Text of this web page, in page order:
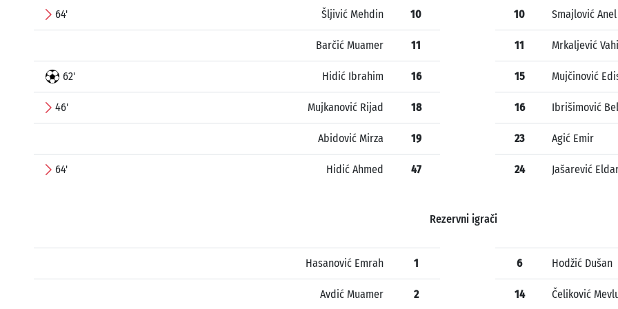
64' Šljivić Mehdin 10
Barčić Muamer 11
62' Hidić Ibrahim 16
46' Mujkanović Rijad 18
Abidović Mirza 19
64' Hidić Ahmed 47
10 Smajlović Anel
11 Mrkaljević
15 Mujčinović
16 Ibrišimović
23 Agić Emir
24 Jašarević
Rezervni igrači
Hasanović Emrah 1
Avdić Muamer 2
6 Hodžić Dušan
14 Čeliković